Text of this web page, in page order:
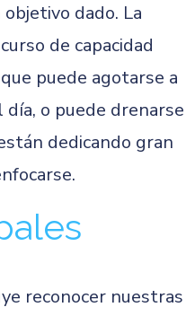
dado. La
de capacidad
puede agotarse a
o puede drenarse
dedicando gran
reconocer nuestras